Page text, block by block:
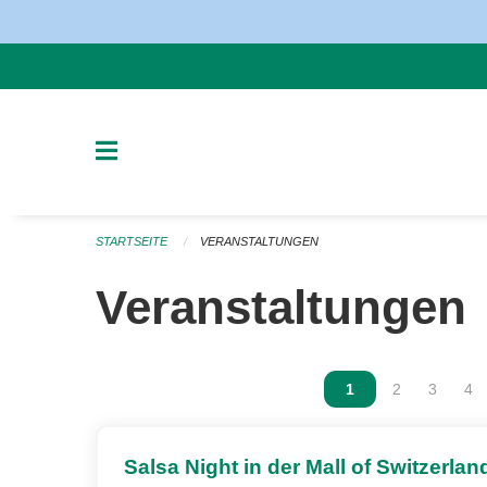
STARTSEITE VERANSTALTUNGEN
Veranstaltungen
Vous êtes sur la
1 Vous êtes
2 Vous
3 4
Salsa Night in der Mall of